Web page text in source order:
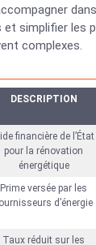
simplifier les
complexes.
DESCRIPTION
financière de l’État
pour la rénovation
énergétique
Prime versée par les
d’énergie
Taux réduit sur les